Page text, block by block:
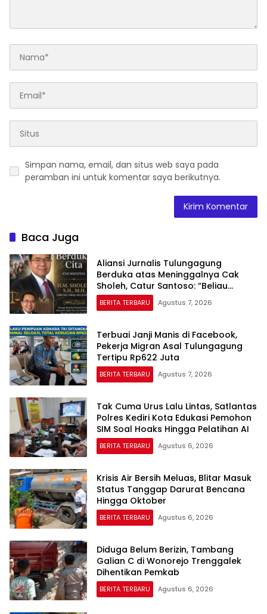
Simpan nama, email, dan situs web saya pada
peramban ini untuk komentar saya berikutnya.
Baca Juga
Aliansi Jurnalis Tulungagung
Berduka atas Meninggalnya Cak
Sholeh, Catur Santoso: “Beliau
Pejuang Keadilan yang Vokal”
BERITA TERBARU Agustus 7, 2026
Terbuai Janji Manis di Facebook,
Pekerja Migran Asal Tulungagung
Tertipu Rp622 Juta
BERITA TERBARU Agustus 7, 2026
Tak Cuma Urus Lalu Lintas, Satlantas
Polres Kediri Kota Edukasi Pemohon
SIM Soal Hoaks Hingga Pelatihan AI
BERITA TERBARU Agustus 6, 2026
Krisis Air Bersih Meluas, Blitar Masuk
Status Tanggap Darurat Bencana
Hingga Oktober
BERITA TERBARU Agustus 6, 2026
Diduga Belum Berizin, Tambang
Galian C di Wonorejo Trenggalek
Dihentikan Pemkab
BERITA TERBARU Agustus 6, 2026